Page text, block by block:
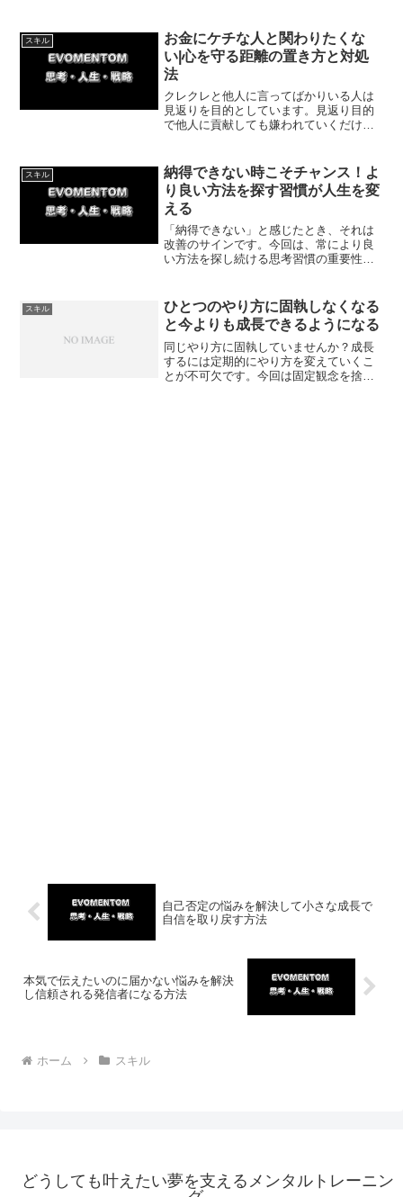
本番で力を引き出す具体的なステップと
体験談を紹介します。
スキル
お金にケチな人と関わりたくな
い|心を守る距離の置き方と対処
法
クレクレと他人に言ってばかりいる人は
見返りを目的としています。見返り目的
で他人に貢献しても嫌われていくだけで
スキル
納得できない時こそチャンス！よ
り良い方法を探す習慣が人生を変
える
「納得できない」と感じたとき、それは
改善のサインです。今回は、常により良
い方法を探し続ける思考習慣の重要性
具体的な行動ステップを紹介します。
スキル
ひとつのやり方に固執しなくなる
と今よりも成長できるようになる
同じやり方に固執していませんか？成長
するには定期的にやり方を変えていくこ
とが不可欠です。今回は固定観念を捨
自己否定の悩みを解決して小さな成長で
自信を取り戻す方法
本気で伝えたいのに届かない悩みを解決
し信頼される発信者になる方法
ホーム スキル
どうしても叶えたい夢を支えるメンタルトレーニン